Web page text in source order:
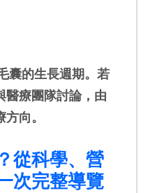
囊的生長週期。若
醫療團隊討論，由
向。
從科學、營
次完整導覽